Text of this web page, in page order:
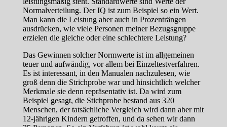
Normalverteilung. Der IQ ist zum Beispiel so ein Wert.
Man kann die Leistung aber auch in Prozenträngen
ausdrücken, wie viele Personen meiner Bezugsgruppe
erzielen die gleiche oder eine schlechtere Leistung?
Das Gewinnen solcher Normwerte ist im allgemeinen
teuer und aufwändig, vor allem bei Einzeltestverfahren.
Es ist interessant, in den Manualen nachzulesen, wie
groß denn die Strichprobe war und hinsichtlich welcher
Merkmale sie denn repräsentativ ist. Da wird zum
Beispiel gesagt, die Stichprobe bestand aus 320
Menschen, der tatsächliche Vergleich wird dann aber mit
12-jährigen Kindern getroffen, und da sehen wir dann